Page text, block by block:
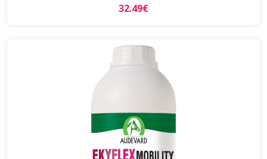
32.49€